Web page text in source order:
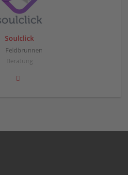
Soulclick
Feldbrunnen
Beratung